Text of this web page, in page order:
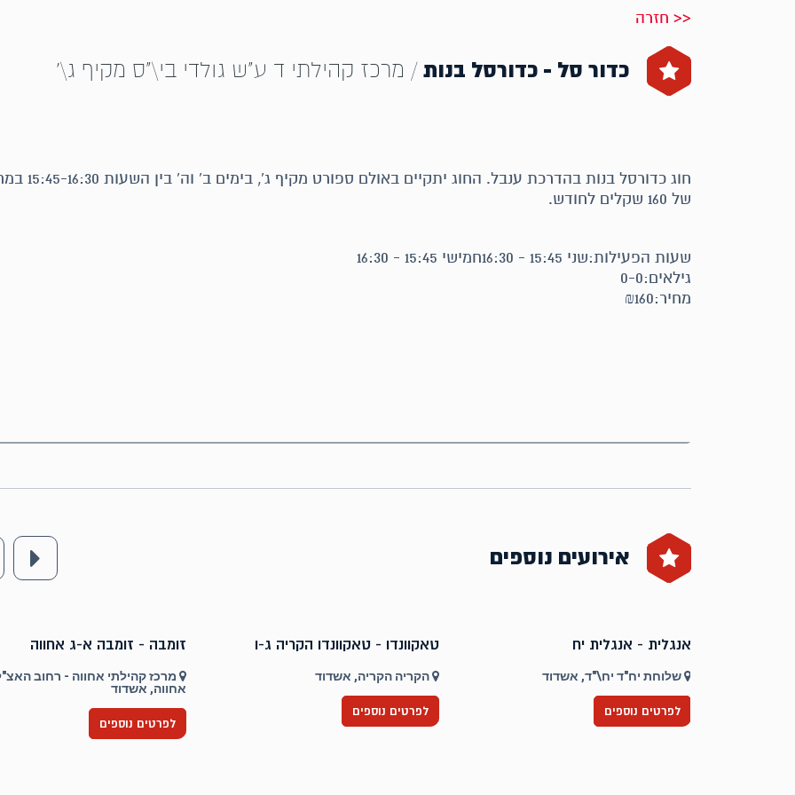
<< חזרה
כדור סל - כדורסל בנות / מרכז קהילתי ד ע"ש גולדי בי\"ס מקיף ג\'
חוג כדורסל בנות בהדרכת ענבל. החוג יתקיים באולם
של 160 שקלים לחודש.
שעות הפעילות:שני 15:45 - 16:30חמישי 15:45 - 16:30
גילאים:0-0
מחיר:₪160
אירועים נוספים
זומבה - זומבה א-ג אחווה
אחווה, אשדוד
לפרטים נוספים
טאקוונדו - טאקוונדו הקריה ג-ו
הקריה הקריה, אשדוד
לפרטים נוספים
אנגלית - אנגלית יח
שלוחת יח"ד יח\"ד, אשדוד
לפרטים נוספים